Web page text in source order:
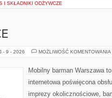
I SKŁADNIKI ODŻYWCZE
- 9 - 2026 MOŻLIWOŚĆ KOMENTOWANIA
Mobilny barman Warszawa
internetowa poświęcona
imprezy okolicznościowe,